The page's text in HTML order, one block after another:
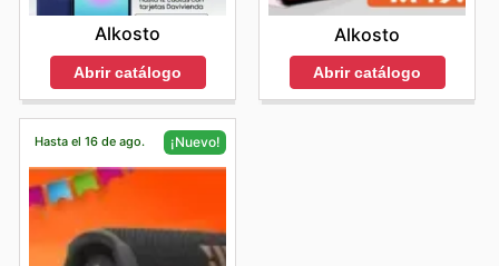
Alkosto
Abrir catálogo
Alkosto
Abrir catálogo
Hasta el 16 de ago. ¡Nuevo!